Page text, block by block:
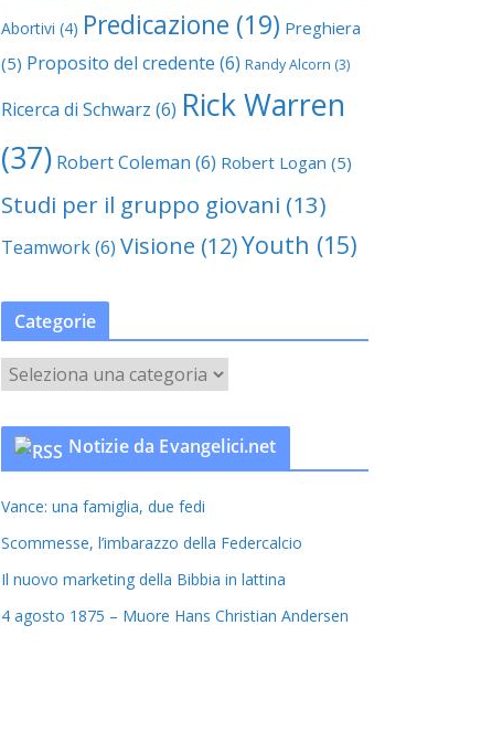
Abortivi (4) Predicazione (19) Preghiera
(5) Proposito del credente (6) Randy Alcorn (3)
Ricerca di Schwarz (6) Rick Warren
(37) Robert Coleman (6) Robert Logan (5)
Studi per il gruppo giovani (13)
Teamwork(6) Visione (12)Youth (15)
Categorie
a
t
o
r
e
Notizie da Evangelici.net
Vance: una famiglia, due fedi
Scommesse, l’imbarazzo della Federcalcio
Il nuovo marketing della Bibbia in lattina
4 agosto 1875 – Muore Hans Christian Andersen